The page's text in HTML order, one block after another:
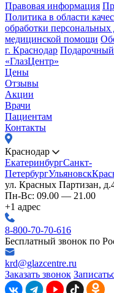
Правовая информация
Политика в области
обработки
медицинской помощи
г. Краснодар Подарочный
«ГлазЦентр»
Цены
Отзывы
Акции
Врачи
Пациентам
Контакты
Краснодар
ЕкатеринбургСанкт-
ПетербургУльяновск
ул. Красных Партизан,
Пн-Вс: 09.00 — 21.00
+1 адрес
8-800-70-70-616
Бесплатный звонок по
krd@glazcentre.ru
Заказать звонок